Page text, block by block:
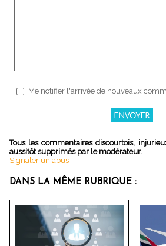
Me notifier l'arrivée de nouveaux
Tous les commentaires discourtois,
aussitôt supprimés par le modérateur.
Signaler un abus
DANS LA MÊME RUBRIQUE :